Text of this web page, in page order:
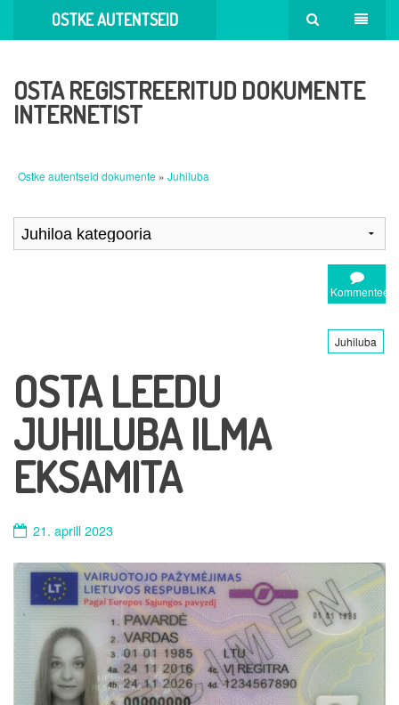
OSTKE AUTENTSEID
OSTA REGISTREERITUD DOKUMENTE
INTERNETIST
Ostke autentseid dokumente » Juhiluba
Kommenteeri
Juhiluba
OSTA LEEDU
JUHILUBA ILMA
EKSAMITA
21. aprill 2023